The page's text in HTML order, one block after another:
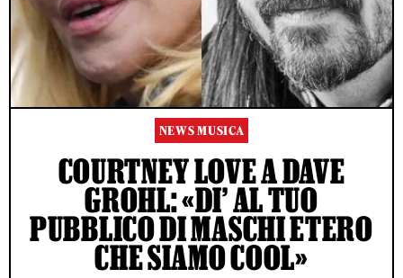
NEWS MUSICA
COURTNEY LOVE A DAVE
GROHL: «DI’ AL TUO
PUBBLICO DI MASCHI ETERO
CHE SIAMO COOL»